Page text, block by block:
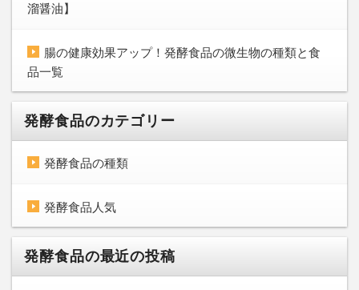
溜醤油】
腸の健康効果アップ！発酵食品の微生物の種類と食
品一覧
発酵食品のカテゴリー
発酵食品の種類
発酵食品人気
発酵食品の最近の投稿